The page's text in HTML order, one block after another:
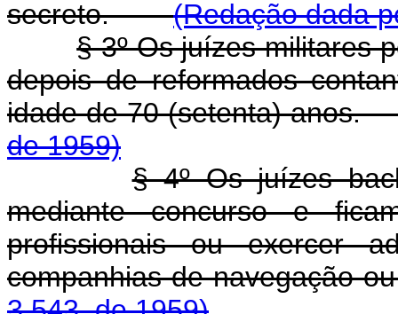
secreto.(Redação dada
§ 3º Os juízes militares
depois de reformados
idade de 70 (setenta)
de 1959)
§ 4º Os juízes
mediante concurso e
profissionais ou exercer
companhias de navegação